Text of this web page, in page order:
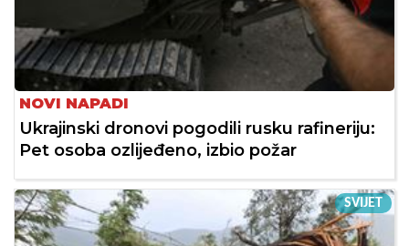
NOVI NAPADI
Ukrajinski dronovi pogodili rusku rafineriju:
Pet osoba ozlijeđeno, izbio požar
SVIJET